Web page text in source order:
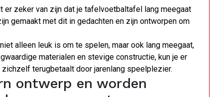
er zeker van zijn dat je tafelvoetbaltafel lang meegaat
gemaakt met dit in gedachten en zijn ontworpen om
alleen leuk is om te spelen, maar ook lang meegaat,
materialen en stevige constructie, kun je er
terugbetaalt door jarenlang speelplezier.
ontwerp en worden